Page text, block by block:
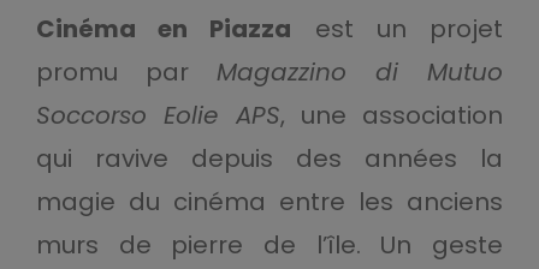
Cinéma en Piazza est un projet
promu par Magazzino di Mutuo
Soccorso Eolie APS, une association
qui ravive depuis des années la
magie du cinéma entre les anciens
murs de pierre de l’île. Un geste